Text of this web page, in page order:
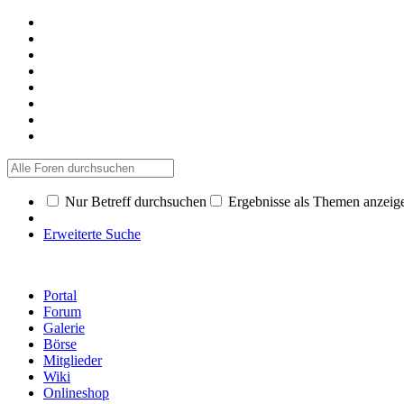
Nur Betreff durchsuchen Ergebnisse als Themen
Erweiterte Suche
Portal
Forum
Galerie
Börse
Mitglieder
Wiki
Onlineshop